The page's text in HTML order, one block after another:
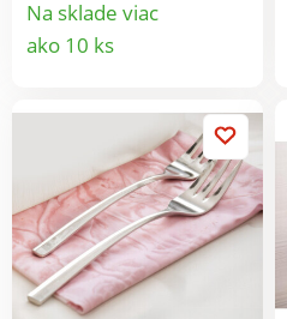
ľahko vyklopia. Silikón,
7 x 3,5 x 4 cm. 5 farieb.
potraviny. S
nepriľnavým
povrchom. Opakovane
použiteľné.
Na sklade viac
ako 10 ks